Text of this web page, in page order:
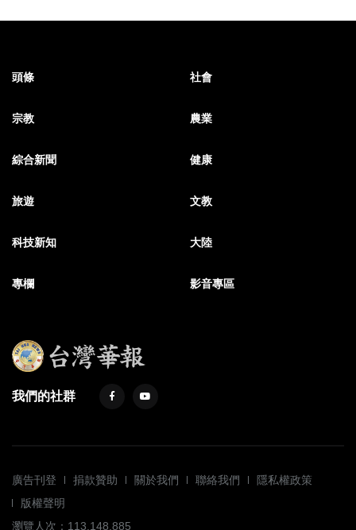
頭條 社會
宗教 農業
綜合新聞 健康
旅遊 文教
科技新知 大陸
專欄 影音專區
我們的社群
廣告刊登 捐款贊助 關於我們 聯絡我們
隱私權政策
版權聲明
瀏覽人次：113,148,885